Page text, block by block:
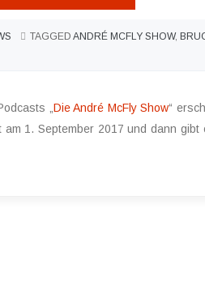
TAGGED ANDRÉ MCFLY SHOW,
„Die André McFly Show“
1. September 2017 und dann gibt